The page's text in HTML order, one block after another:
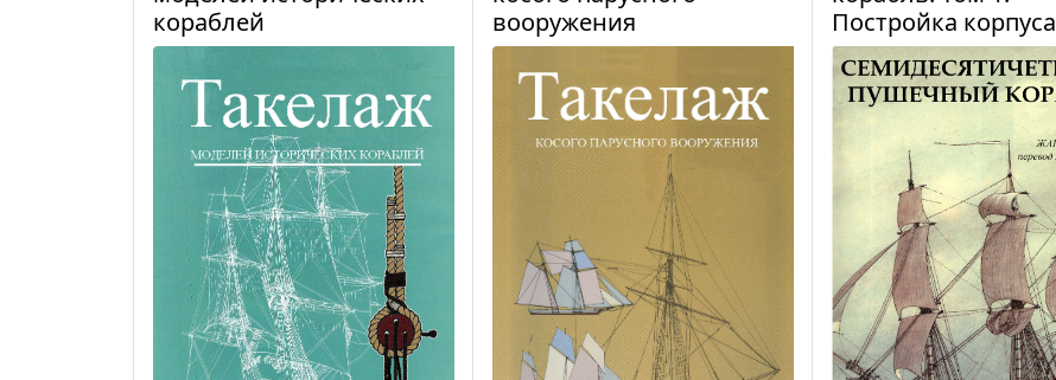
кораблей
вооружения
Постройка корпуса